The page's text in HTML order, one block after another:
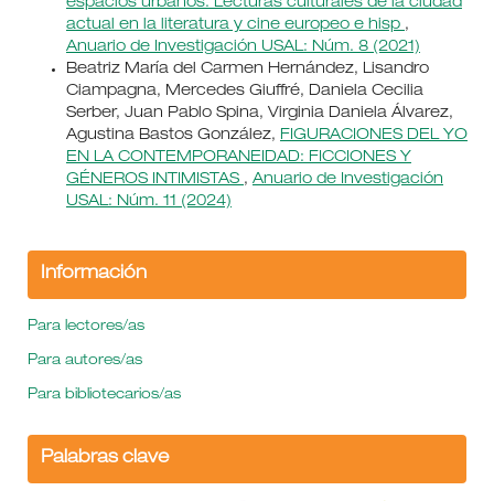
espacios urbanos. Lecturas culturales de la ciudad
actual en la literatura y cine europeo e hisp ,
Anuario de Investigación USAL: Núm. 8 (2021)
Beatriz María del Carmen Hernández, Lisandro
Ciampagna, Mercedes Giuffré, Daniela Cecilia
Serber, Juan Pablo Spina, Virginia Daniela Álvarez,
Agustina Bastos González, FIGURACIONES DEL YO
EN LA CONTEMPORANEIDAD: FICCIONES Y
GÉNEROS INTIMISTAS , Anuario de Investigación
USAL: Núm. 11 (2024)
Información
Para lectores/as
Para autores/as
Para bibliotecarios/as
Palabras clave